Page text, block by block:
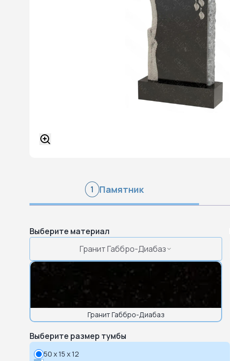
1 Памятник
Выберите материал
Гранит Габбро-Диабаз
Гранит Габбро-Диабаз
Выберите размер тумбы
50 x 15 x 12